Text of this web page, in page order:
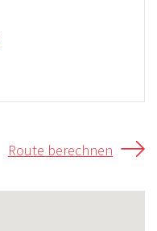
Route berechnen